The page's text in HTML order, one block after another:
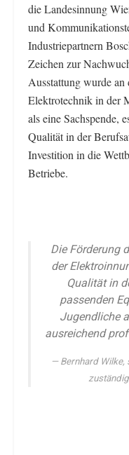
die Landesinnung
und
Industriepartnern
Zeichen zur
Ausstattung wurde
Elektrotechnik in der
als eine Sachspende,
Qualität in der
Investition in die
Betriebe.
Die Förderung
der
Qualität in
passenden
Jugendliche
ausreichend
Bernhard